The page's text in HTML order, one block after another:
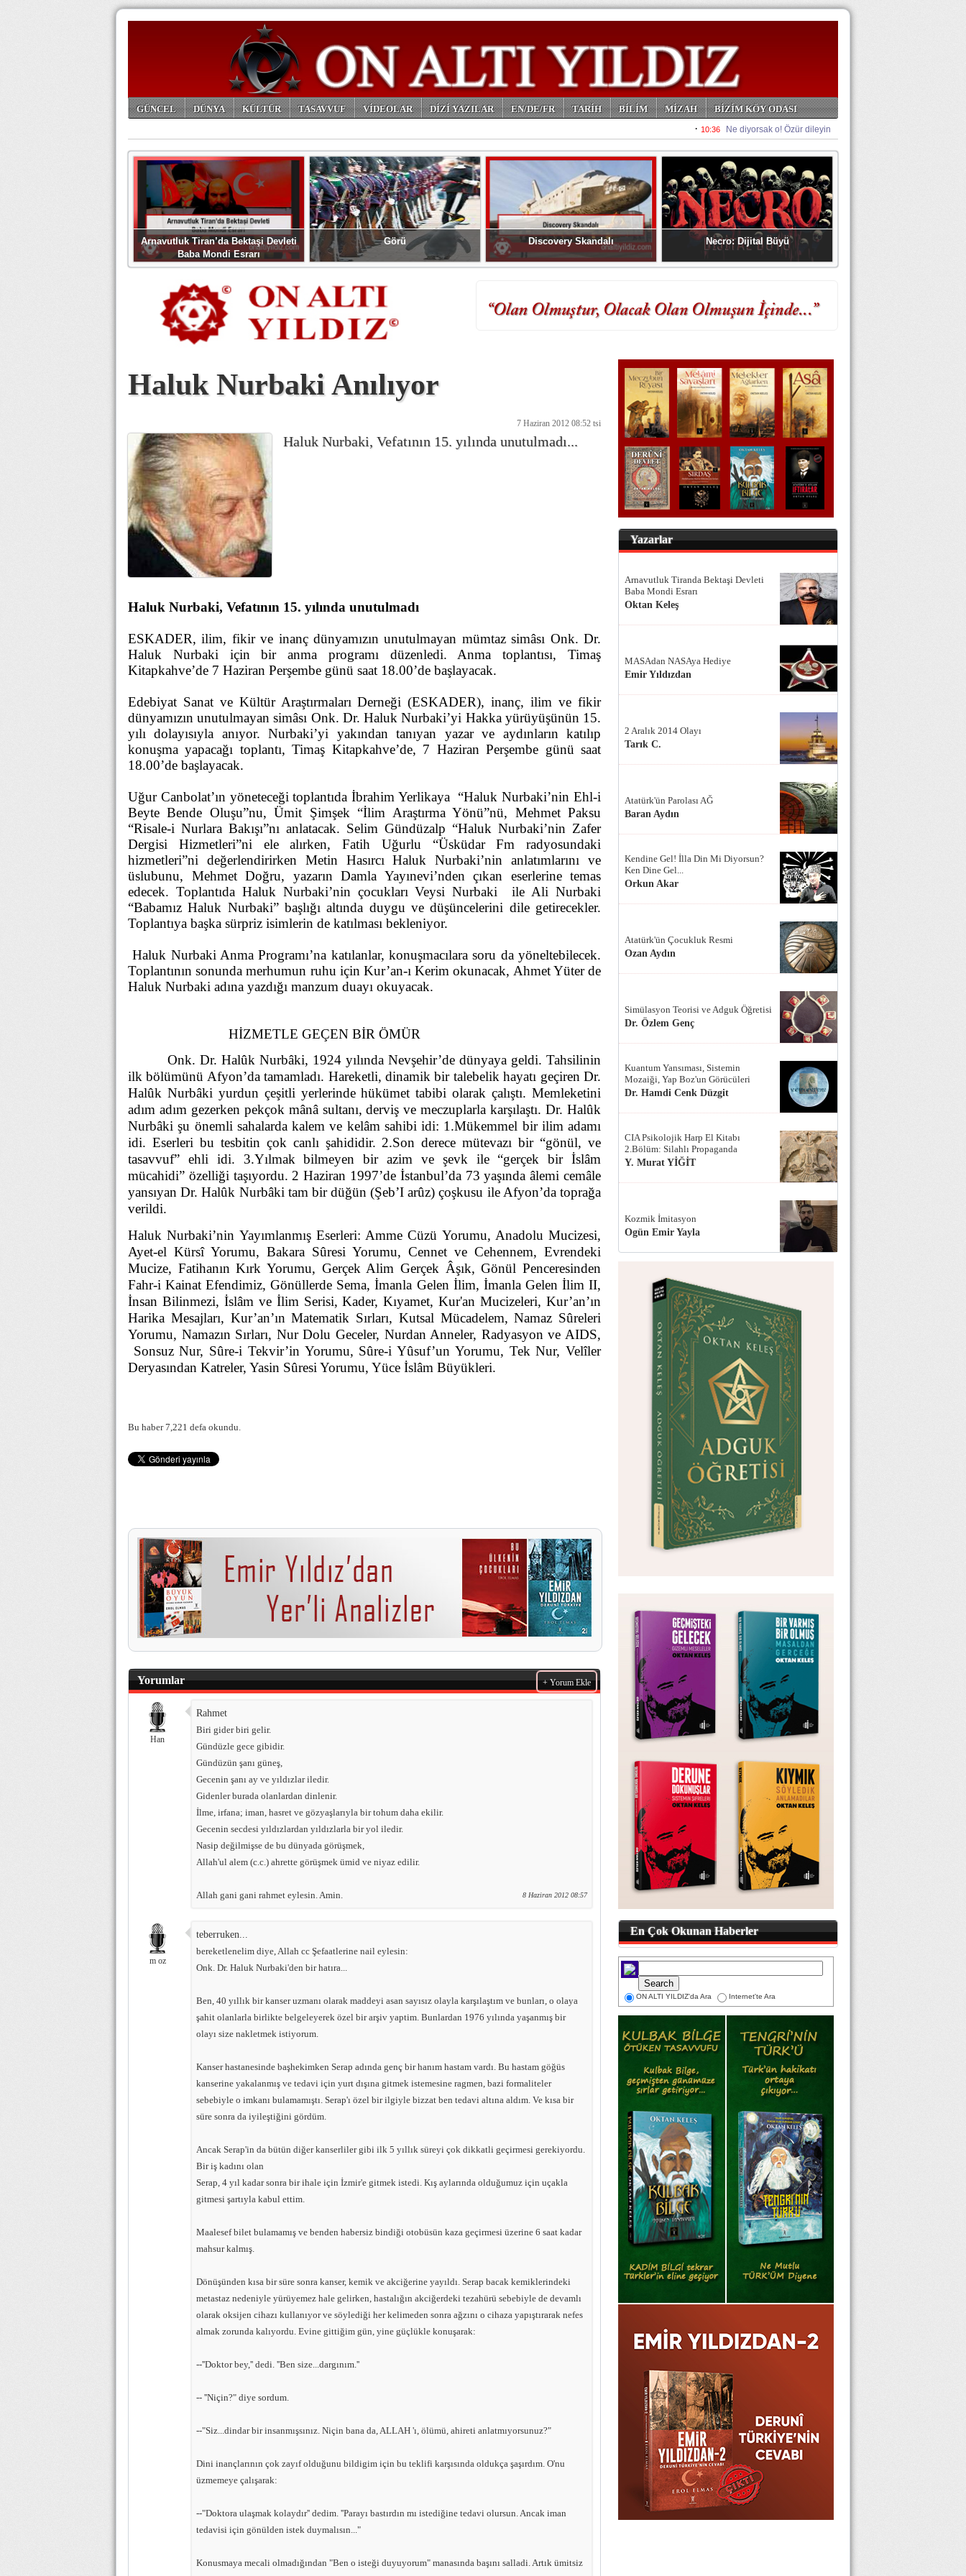
GÜNCEL DÜNYA KÜLTÜR TASAVVUF VİDEOLAR DİZİ YAZILAR EN/DE/FR TARİH BİLİM MİZAH
BİZİM KÖY ODASI
Arnavutluk Tiran’da Bektaşi Devleti
Baba Mondi Esrarı
Görü Discovery Skandalı Necro: Dijital Büyü
Haluk Nurbaki Anılıyor
7 Haziran 2012 08:52 tsi
Haluk Nurbaki, Vefatının 15. yılında unutulmadı...
Haluk Nurbaki, Vefatının 15. yılında unutulmadı
ESKADER, ilim, fikir ve inanç dünyamızın unutulmayan mümtaz simâsı Onk. Dr.
Haluk Nurbaki için bir anma programı düzenledi. Anma toplantısı, Timaş
Kitapkahve’de 7 Haziran Perşembe günü saat 18.00’de başlayacak.
Edebiyat Sanat ve Kültür Araştırmaları Derneği (ESKADER), inanç, ilim ve fikir
dünyamızın unutulmayan simâsı Onk. Dr. Haluk Nurbaki’yi Hakka yürüyüşünün 15.
yılı dolayısıyla anıyor. Nurbaki’yi yakından tanıyan yazar ve aydınların katılıp
konuşma yapacağı toplantı, Timaş Kitapkahve’de, 7 Haziran Perşembe günü saat
18.00’de başlayacak.
Uğur Canbolat’ın yöneteceği toplantıda İbrahim Yerlikaya “Haluk Nurbaki’nin Ehl-i
Beyte Bende Oluşu”nu, Ümit Şimşek “İlim Araştırma Yönü”nü, Mehmet Paksu
“Risale-i Nurlara Bakışı”nı anlatacak. Selim Gündüzalp “Haluk Nurbaki’nin Zafer
Dergisi Hizmetleri”ni ele alırken, Fatih Uğurlu “Üsküdar Fm radyosundaki
hizmetleri”ni değerlendirirken Metin Hasırcı Haluk Nurbaki’nin anlatımlarını ve
üslubunu, Mehmet Doğru, yazarın Damla Yayınevi’nden çıkan eserlerine temas
edecek. Toplantıda Haluk Nurbaki’nin çocukları Veysi Nurbaki
ile Ali Nurbaki
“Babamız Haluk Nurbaki” başlığı altında duygu ve düşüncelerini dile getirecekler.
Toplantıya başka sürpriz isimlerin de katılması bekleniyor.
Haluk Nurbaki Anma Programı’na katılanlar, konuşmacılara soru da yöneltebilecek.
Toplantının sonunda merhumun ruhu için Kur’an-ı Kerim okunacak, Ahmet Yüter de
Haluk Nurbaki adına yazdığı manzum duayı okuyacak.
HİZMETLE GEÇEN BİR ÖMÜR
Onk. Dr. Halûk Nurbâki, 1924 yılında Nevşehir’de dünyaya geldi. Tahsilinin
ilk bölümünü Afyon’da tamamladı. Hareketli, dinamik bir talebelik hayatı geçiren Dr.
Halûk Nurbâki yurdun çeşitli yerlerinde hükümet tabibi olarak çalıştı. Memleketini
adım adım gezerken pekçok mânâ sultanı, derviş ve meczuplarla karşılaştı. Dr. Halûk
Nurbâki şu önemli sahalarda kalem ve kelâm sahibi idi: 1.Mükemmel bir ilim adamı
idi. Eserleri bu tesbitin çok canlı şahididir. 2.Son derece mütevazı bir “gönül, ve
tasavvuf” ehli idi. 3.Yılmak bilmeyen bir azim ve şevk ile “gerçek bir İslâm
mücahidi” özelliği taşıyordu. 2 Haziran 1997’de İstanbul’da 73 yaşında âlemi cemâle
yansıyan Dr. Halûk Nurbâki tam bir düğün (Şeb’I arûz) çoşkusu ile Afyon’da toprağa
verildi.
Haluk Nurbaki’nin Yayımlanmış Eserleri: Amme Cüzü Yorumu, Anadolu Mucizesi,
Ayet-el Kürsî Yorumu, Bakara Sûresi Yorumu, Cennet ve Cehennem, Evrendeki
Mucize, Fatihanın Kırk Yorumu, Gerçek Alim Gerçek Âşık,Gönül Penceresinden
Fahr-i Kainat Efendimiz,Gönüllerde Sema,İmanla Gelen İlim, İmanla Gelen İlim II,
İnsan Bilinmezi, İslâm ve İlim Serisi,Kader,Kıyamet,Kur'an Mucizeleri,Kur’an’ın
Harika Mesajları, Kur’an’ın Matematik Sırları, Kutsal Mücadelem,Namaz Sûreleri
Yorumu, Namazın Sırları, Nur Dolu Geceler, Nurdan Anneler, Radyasyon ve AIDS,
Sonsuz Nur, Sûre-i Tekvir’in Yorumu, Sûre-i Yûsuf’un Yorumu, Tek Nur,Velîler
Deryasından Katreler, Yasin Sûresi Yorumu, Yüce İslâm Büyükleri.
Bu haber 7,221 defa okundu.
Yorumlar + Yorum Ekle
Han
Rahmet
Biri gider biri gelir.
Gündüzle gece gibidir.
Gündüzün şanı güneş,
Gecenin şanı ay ve yıldızlar iledir.
Gidenler burada olanlardan dinlenir.
İlme, irfana; iman, hasret ve gözyaşlarıyla bir tohum daha ekilir.
Gecenin secdesi yıldızlardan yıldızlarla bir yol iledir.
Nasip değilmişse de bu dünyada görüşmek,
Allah'ul alem (c.c.) ahrette görüşmek ümid ve niyaz edilir.
Allah gani gani rahmet eylesin. Amin. 8 Haziran 2012 08:57
m oz
teberruken...
bereketlenelim diye, Allah cc Şefaatlerine nail eylesin:
Onk. Dr. Haluk Nurbaki'den bir hatıra...
Ben, 40 yıllık bir kanser uzmanı olarak maddeyi asan sayısız olayla karşılaştım ve bunları, o olaya
şahit olanlarla birlikte belgeleyerek özel bir arşiv yaptim. Bunlardan 1976 yılında yaşanmış bir
olayı size nakletmek istiyorum.
Kanser hastanesinde başhekimken Serap adında genç bir hanım hastam vardı. Bu hastam göğüs
kanserine yakalanmış ve tedavi için yurt dışına gitmek istemesine ragmen, bazi formaliteler
sebebiyle o imkanı bulamamıştı. Serap'ı özel bir ilgiyle bizzat ben tedavi altına aldım. Ve kısa bir
süre sonra da iyileştiğini gördüm.
Ancak Serap'in da bütün diğer kanserliler gibi ilk 5 yıllık süreyi çok dikkatli geçirmesi gerekiyordu.
Bir iş kadını olan
Serap, 4 yıl kadar sonra bir ihale için İzmir'e gitmek istedi. Kış aylarında olduğumuz için uçakla
gitmesi şartıyla kabul ettim.
Maalesef bilet bulamamış ve benden habersiz bindiği otobüsün kaza geçirmesi üzerine 6 saat kadar
mahsur kalmış.
Dönüşünden kısa bir süre sonra kanser, kemik ve akciğerine yayıldı. Serap bacak kemiklerindeki
metastaz nedeniyle yürüyemez hale gelirken, hastalığın akciğerdeki tezahürü sebebiyle de devamlı
olarak oksijen cihazı kullanıyor ve söylediği her kelimeden sonra ağzını o cihaza yapıştırarak nefes
almak zorunda kalıyordu. Evine gittiğim gün, yine güçlükle konuşarak:
--''Doktor bey,'' dedi. ''Ben size...dargınım.''
-- ''Niçin?" diye sordum.
--"Siz...dindar bir insanmışsınız. Niçin bana da, ALLAH 'ı, ölümü, ahireti anlatmıyorsunuz?"
Dini inançlarının çok zayıf olduğunu bildigim için bu teklifi karşısında oldukça şaşırdım. O'nu
üzmemeye çalışarak:
--"Doktora ulaşmak kolaydır'' dedim. ''Parayı bastırdın mı istediğine tedavi olursun. Ancak iman
tedavisi için gönülden istek duymalısın..."
Konusmaya mecali olmadığından "Ben o isteği duyuyorum" manasında başını salladi. Artık ümitsiz
Yazarlar
Arnavutluk Tiranda Bektaşi Devleti
Baba Mondi Esrarı
Oktan Keleş
MASAdan NASAya Hediye
Emir Yıldızdan
2 Aralık 2014 Olayı
Tarık C.
Atatürk'ün Parolası AĞ
Baran Aydın
Kendine Gel! İlla Din Mi Diyorsun?
Ken Dine Gel...
Orkun Akar
Atatürk'ün Çocukluk Resmi
Ozan Aydın
Simülasyon Teorisi ve Adguk Öğretisi
Dr. Özlem Genç
Kuantum Yansıması, Sistemin
Mozaiği, Yap Boz'un Görücüleri
Dr. Hamdi Cenk Düzgit
CIA Psikolojik Harp El Kitabı
2.Bölüm: Silahlı Propaganda
Y. Murat YİĞİT
Kozmik İmitasyon
Ogün Emir Yayla
En Çok Okunan Haberler
ON ALTI YILDIZ'da Ara Internet'te Ara